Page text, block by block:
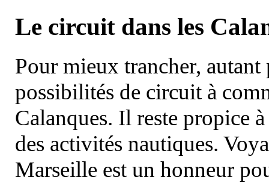
Le circuit dans les
Pour mieux trancher, autant
possibilités de circuit à
Calanques. Il reste propice
des activités nautiques.
Marseille est un honneur